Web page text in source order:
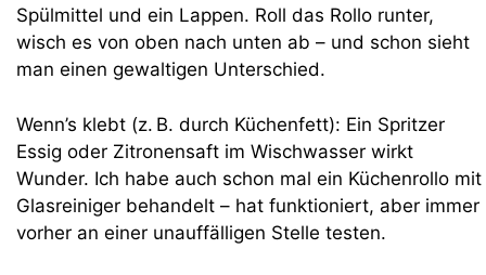
Spülmittel und ein Lappen. Roll das Rollo runter,
wisch es von oben nach unten ab – und schon sieht
man einen gewaltigen Unterschied.
Wenn’s klebt (z. B. durch Küchenfett): Ein Spritzer
Essig oder Zitronensaft im Wischwasser wirkt
Wunder. Ich habe auch schon mal ein Küchenrollo mit
Glasreiniger behandelt – hat funktioniert, aber immer
vorher an einer unauffälligen Stelle testen.